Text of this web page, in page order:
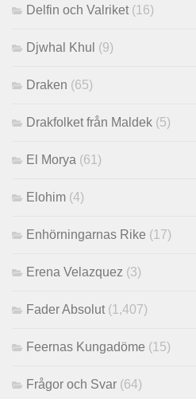
Delfin och Valriket (16)
Djwhal Khul (9)
Draken (65)
Drakfolket från Maldek (5)
El Morya (61)
Elohim (4)
Enhörningarnas Rike (17)
Erena Velazquez (3)
Fader Absolut (1,407)
Feernas Kungadöme (15)
Frågor och Svar (64)